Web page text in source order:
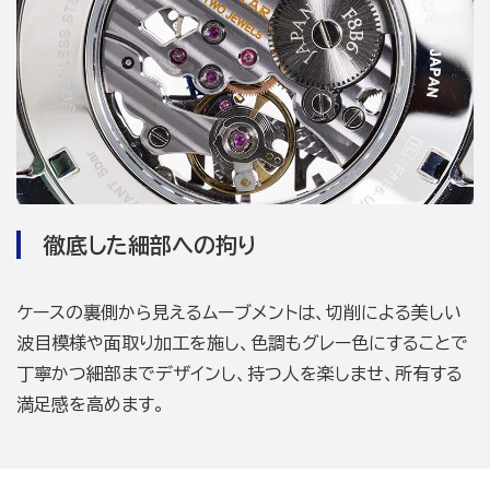
徹底した細部への拘り
ケースの裏側から見えるムーブメントは、切削による美しい
波目模様や面取り加工を施し、色調もグレー色にすることで
丁寧かつ細部までデザインし、持つ人を楽しませ、所有する
満足感を高めます。